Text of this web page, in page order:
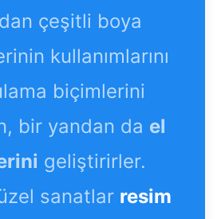
çeşitli boya
kullanımlarını
biçimlerini
bir yandan da el
geliştirirler.
sanatlar resim